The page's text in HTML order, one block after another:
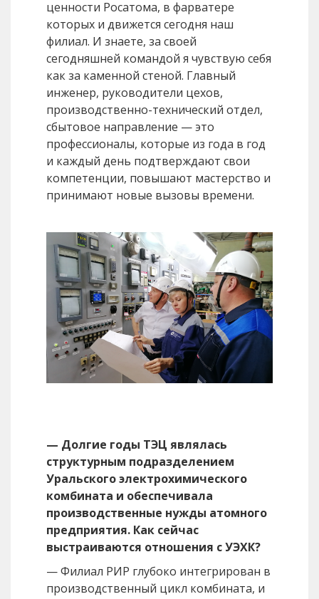
ценности Росатома, в фарватере
которых и движется сегодня наш
филиал. И знаете, за своей
сегодняшней командой я чувствую себя
как за каменной стеной. Главный
инженер, руководители цехов,
производственно-технический отдел,
сбытовое направление — это
профессионалы, которые из года в год
и каждый день подтверждают свои
компетенции, повышают мастерство и
принимают новые вызовы времени.
— Долгие годы ТЭЦ являлась
структурным подразделением
Уральского электрохимического
комбината и обеспечивала
производственные нужды атомного
предприятия. Как сейчас
выстраиваются отношения с УЭХК?
— Филиал РИР глубоко интегрирован в
производственный цикл комбината, и